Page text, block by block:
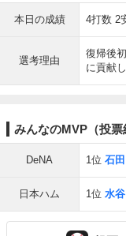
本日の成績 4打数 2
選考理由
復帰後
に貢献し
みんなのMVP（投票
DeNA 1位 石
日本ハム 1位 水